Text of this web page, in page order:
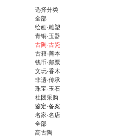
选择分类
全部
绘画·雕塑
青铜·玉器
古陶·古瓷
古籍·善本
钱币·邮票
文玩·香木
非遗·传承
珠宝·玉石
社团采购
鉴定·备案
名家·名店
全部
高古陶